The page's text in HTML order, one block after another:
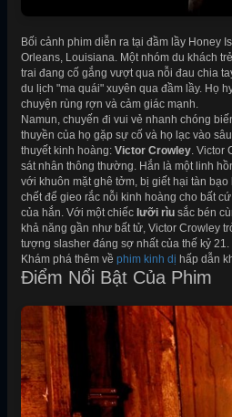
Bối cảnh phim diễn ra tại đầm lầy Honey
Orleans, Louisiana. Một nhóm du khách
trai đang cố gắng vượt qua nỗi đau chia
du lịch "ma quái" xuyên qua đầm lầy. Họ
chuyện rùng rợn và cảm giác mạnh.
Namun, chuyến đi vui vẻ nhanh chóng
thuyền của họ gặp sự cố và họ lạc vào
thuyết kinh hoàng: Victor Crowley. Victor
sát nhân thông thường. Hắn là một linh
với khuôn mặt ghê tởm, bị giết hại tàn
chết để gieo rắc nỗi kinh hoàng cho bất
của hắn. Với một chiếc lưỡi rìu sắc bén
khả năng gần như bất tử, Victor Crowley
tượng slasher đáng sợ nhất của thế kỷ 21.
Khám phá thêm về phim kinh dị hấp dẫn
Điểm Nổi Bật Của Phim